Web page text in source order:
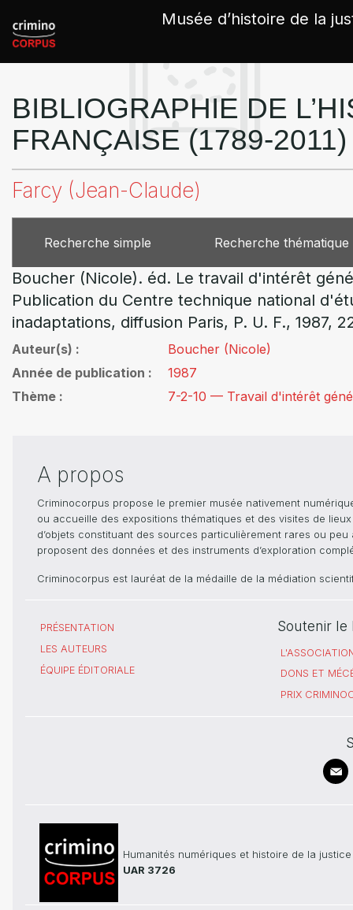
Musée d’histoire de la
BIBLIOGRAPHIE DE
FRANÇAISE (1789-2011)
Farcy (Jean-Claude)
Recherche simple Recherche thématique
Boucher (Nicole). éd. Le travail d'intérêt
Publication du Centre technique national
inadaptations, diffusion Paris, P. U. F., 1987,
Auteur(s)
Boucher (Nicole)
Année de publication
1987
Thème
7-2-10 — Travail d'intérêt
A propos
Criminocorpus propose le premier musée nativement
ou accueille des expositions thématiques et des visites de
d’objets constituant des sources particulièrement rares ou
proposent des données et des instruments d’exploration
Criminocorpus est lauréat de la médaille de la médiation
PRÉSENTATION
LES AUTEURS
ÉQUIPE ÉDITORIALE
Soutenir le
DONS ET
PRIX
Humanités numériques et histoire de la justice
UAR 3726
Panneau de gestion des cookies